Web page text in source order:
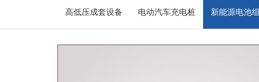
高低压成套设备 电动汽车充电桩 新能源电池组